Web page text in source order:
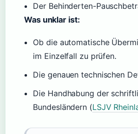
Der Behinderten-
Was unklar ist:
Ob die automatische
im Einzelfall zu prüfen.
Die genauen technischen
Die Handhabung der
Bundesländern (LSJV